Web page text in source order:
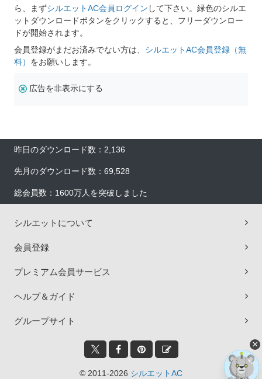
ら、まずシルエットAC会員ログイン して下さい。緑色のシルエ
ットダウンロードボタンをクリックすると、フリーダウンロー
ドが開始されます。
会員登録がまだお済みでない方は、 シルエットAC会員登録（無
料） をお願いします。
広告を非表示にする
昨日のダウンロード数：2,136
先月のダウンロード数：69,528
総会員数：1600万人を突破しました
シルエットについて
会員登録
プレミアム会員サービス
ヘルプ＆ガイド
グループサイト
© 2011-2026 シルエットAC
×